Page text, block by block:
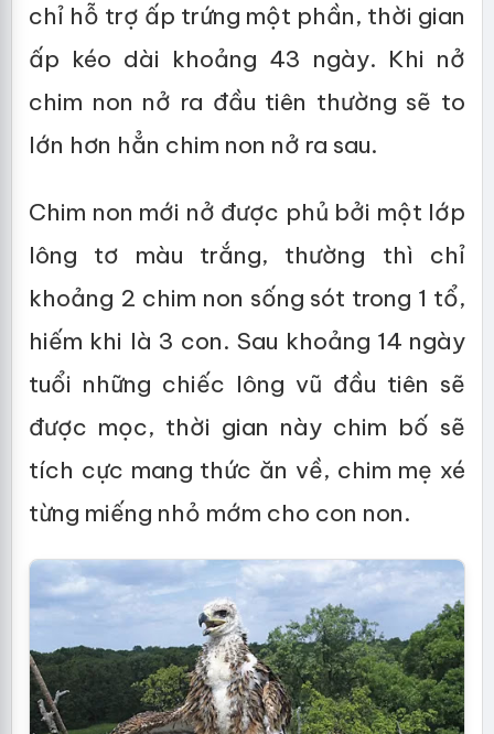
chỉ hỗ trợ ấp trứng một phần, thời gian
ấp kéo dài khoảng 43 ngày. Khi nở
chim non nở ra đầu tiên thường sẽ to
lớn hơn hẳn chim non nở ra sau.
Chim non mới nở được phủ bởi một lớp
lông tơ màu trắng, thường thì chỉ
khoảng 2 chim non sống sót trong 1 tổ,
hiếm khi là 3 con. Sau khoảng 14 ngày
tuổi những chiếc lông vũ đầu tiên sẽ
được mọc, thời gian này chim bố sẽ
tích cực mang thức ăn về, chim mẹ xé
từng miếng nhỏ mớm cho con non.